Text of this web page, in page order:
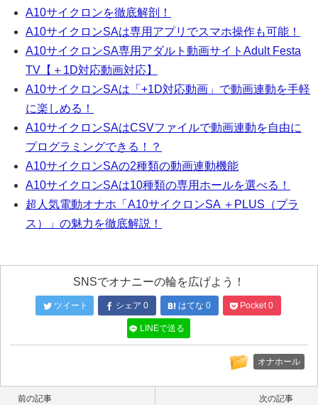
A10サイクロンを徹底解剖！
A10サイクロンSAは専用アプリでスマホ操作も可能！
A10サイクロンSA専用アダルト動画サイトAdult Festa
TV【＋1D対応動画対応】
A10サイクロンSAは「+1D対応動画」で動画連動を手軽
に楽しめる！
A10サイクロンSAはCSVファイルで動画連動を自由に
プログラミングできる！？
A10サイクロンSAの2種類の動画連動機能
A10サイクロンSAは10種類の専用ホールを選べる！
超人気電動オナホ「A10サイクロンSA ＋PLUS（プラ
ス）」の魅力を徹底解説！
SNSでオナニーの輪を広げよう！
ツイート シェア 0 はてな 0 Pocket 0
LINEで送る
オナホール
前の記事
次の記事